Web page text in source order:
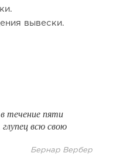
0 0
вывески.
течение пяти
всю свою
Бернар Вербер